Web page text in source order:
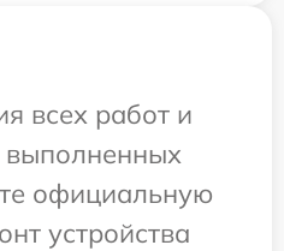
всех работ и
выполненных
официальную
устройства